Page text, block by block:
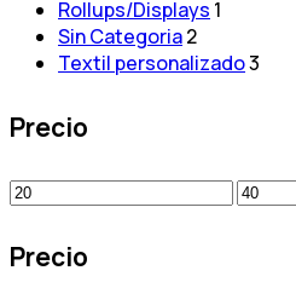
Rollups/Displays 1
Sin Categoria2
Textil personalizado3
Precio
Precio
Precio
Precio